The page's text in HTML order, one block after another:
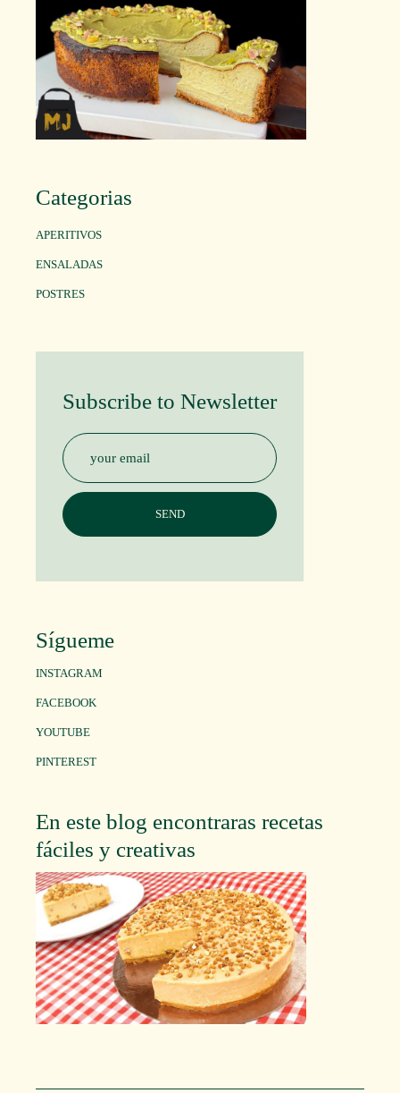
Categorias
APERITIVOS
ENSALADAS
POSTRES
Subscribe to Newsletter
Sígueme
INSTAGRAM
FACEBOOK
YOUTUBE
PINTEREST
En este blog encontraras recetas
fáciles y creativas